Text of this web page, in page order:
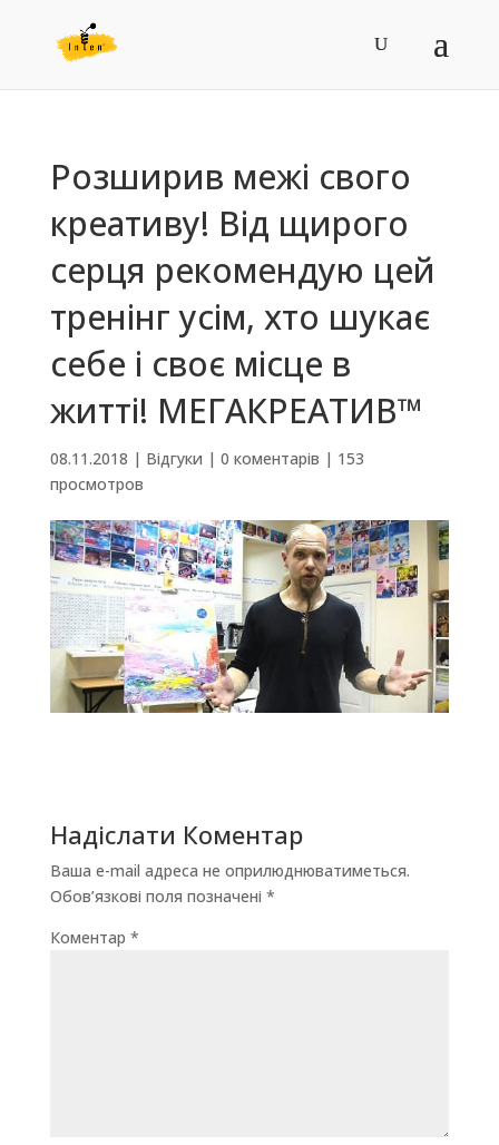
Розширив межі свого
креативу! Від щирого
серця рекомендую цей
тренінг усім, хто шукає
себе і своє місце в
житті! МЕГАКРЕАТИВ™
08.11.2018 | Відгуки | 0 коментарів | 153
просмотров
Надіслати Коментар
Ваша e-mail адреса не оприлюднюватиметься.
Обов’язкові поля позначені *
Коментар *